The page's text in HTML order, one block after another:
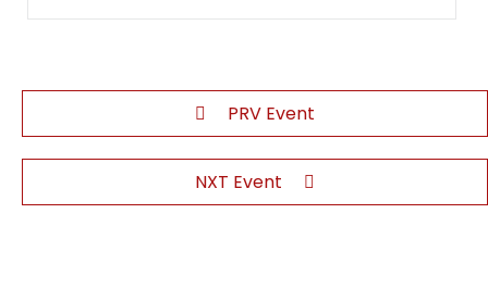
PRV Event
NXT Event